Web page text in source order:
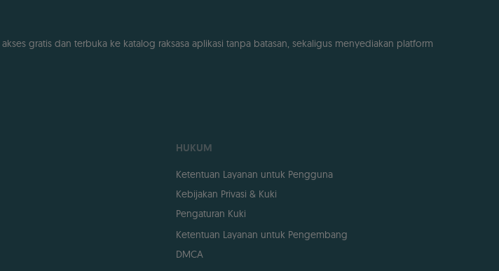
gratis dan terbuka ke katalog raksasa aplikasi tanpa batasan, sekaligus menyediakan platform
HUKUM
Ketentuan Layanan untuk Pengguna
Kebijakan Privasi & Kuki
Pengaturan Kuki
Ketentuan Layanan untuk Pengembang
DMCA